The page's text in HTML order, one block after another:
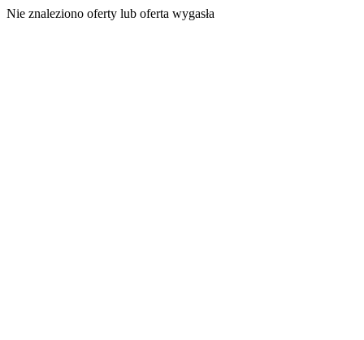
Nie znaleziono oferty lub oferta wygasła